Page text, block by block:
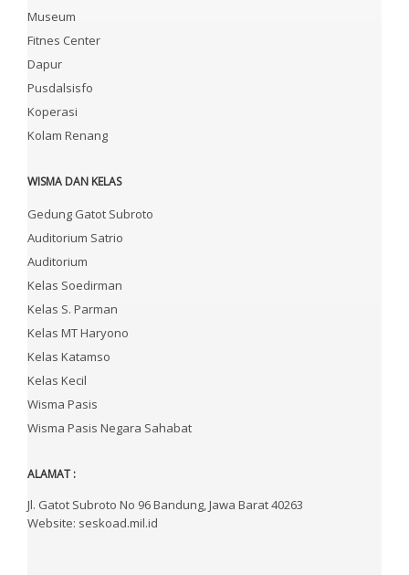
Museum
Fitnes Center
Dapur
Pusdalsisfo
Koperasi
Kolam Renang
WISMA DAN KELAS
Gedung Gatot Subroto
Auditorium Satrio
Auditorium
Kelas Soedirman
Kelas S. Parman
Kelas MT Haryono
Kelas Katamso
Kelas Kecil
Wisma Pasis
Wisma Pasis Negara Sahabat
ALAMAT :
Jl. Gatot Subroto No 96 Bandung, Jawa Barat 40263
Website: seskoad.mil.id